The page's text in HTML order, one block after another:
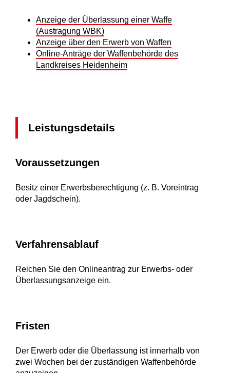
Anzeige der Überlassung einer Waffe
(Austragung WBK)
Anzeige über den Erwerb von Waffen
Online-Anträge der Waffenbehörde des
Landkreises Heidenheim
Leistungsdetails
Voraussetzungen
Besitz einer Erwerbsberechtigung (z. B. Voreintrag
oder Jagdschein).
Verfahrensablauf
Reichen Sie den Onlineantrag zur Erwerbs- oder
Überlassungsanzeige ein.
Fristen
Der Erwerb oder die Überlassung ist innerhalb von
zwei Wochen bei der zuständigen Waffenbehörde